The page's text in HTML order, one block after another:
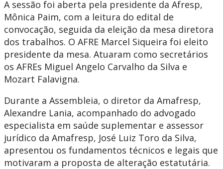
A sessão foi aberta pela presidente da Afresp,
Mônica Paim, com a leitura do edital de
convocação, seguida da eleição da mesa diretora
dos trabalhos. O AFRE Marcel Siqueira foi eleito
presidente da mesa. Atuaram como secretários
os AFREs Miguel Angelo Carvalho da Silva e
Mozart Falavigna.
Durante a Assembleia, o diretor da Amafresp,
Alexandre Lania, acompanhado do advogado
especialista em saúde suplementar e assessor
jurídico da Amafresp, José Luiz Toro da Silva,
apresentou os fundamentos técnicos e legais que
motivaram a proposta de alteração estatutária.